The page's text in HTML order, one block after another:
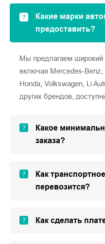
Какие марки
предоставить?
Мы предлагаем широкий
включая Mercedes-
Honda, Volkswagen, Li
других брендов,
Какое
заказа?
Как
перевозится?
Как сделать